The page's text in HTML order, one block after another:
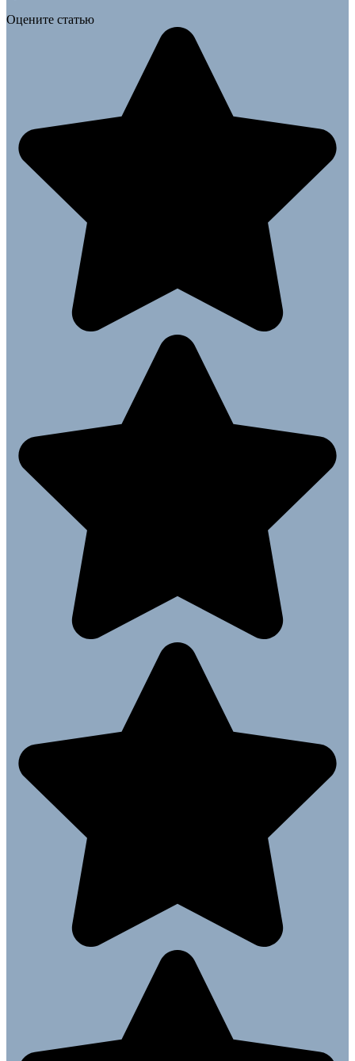
Оцените статью